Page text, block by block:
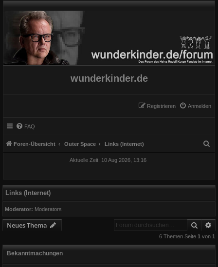
wunderkinder.de
Anmelden
Registrieren
FAQ
Foren-Übersicht Outer Space Links (Internet)
Aktuelle Zeit: 10 Aug 2026, 13:16
Links (Internet)
Moderator: Moderators
Neues Thema Suche
6 Themen Seite 1 von 1
Bekanntmachungen